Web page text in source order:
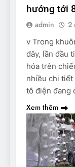
hướng tới
admin 2
v Trong
đây, lần đầu
hóa trên
nhiều chi tiết
tô điện đang
Xem thêm